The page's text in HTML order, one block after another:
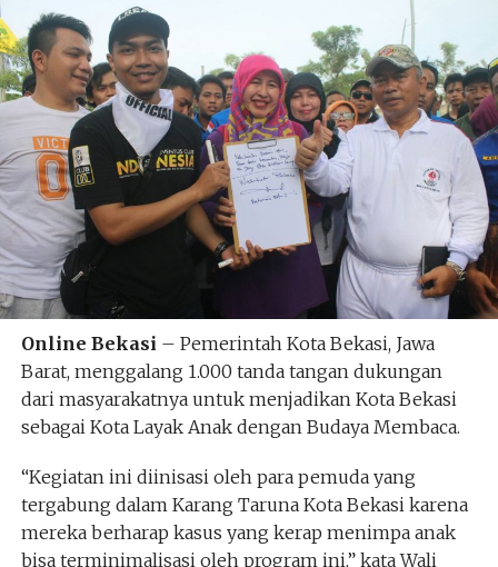
Online Bekasi – Pemerintah Kota Bekasi, Jawa
Barat, menggalang 1.000 tanda tangan dukungan
dari masyarakatnya untuk menjadikan Kota Bekasi
sebagai Kota Layak Anak dengan Budaya Membaca.
“Kegiatan ini diinisasi oleh para pemuda yang
tergabung dalam Karang Taruna Kota Bekasi karena
mereka berharap kasus yang kerap menimpa anak
bisa terminimalisasi oleh program ini,” kata Wali